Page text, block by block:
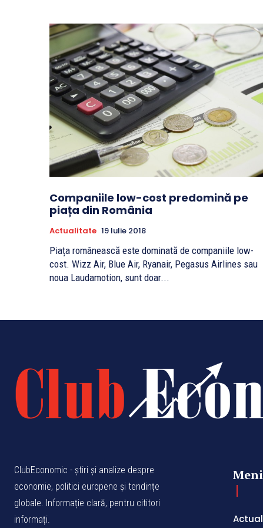
Companiile low-cost predomină pe
piața din România
Actualitate 19 Iulie 2018
Piața românească este dominată de companiile low-
cost. Wizz Air, Blue Air, Ryanair, Pegasus Airlines sau
noua Laudamotion, sunt doar...
ClubEconomic - știri și analize despre
economie, politici europene și tendințe
globale. Informație clară, pentru cititori
informați.